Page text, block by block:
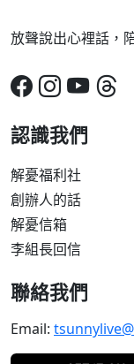
放聲說出心裡話，
認識我們
解憂福利社
創辦人的話
解憂信箱
李組長回信
聯絡我們
Email: